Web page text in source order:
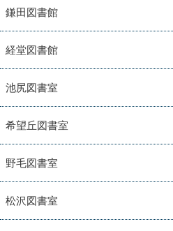
鎌田図書館
経堂図書館
池尻図書室
希望丘図書室
野毛図書室
松沢図書室